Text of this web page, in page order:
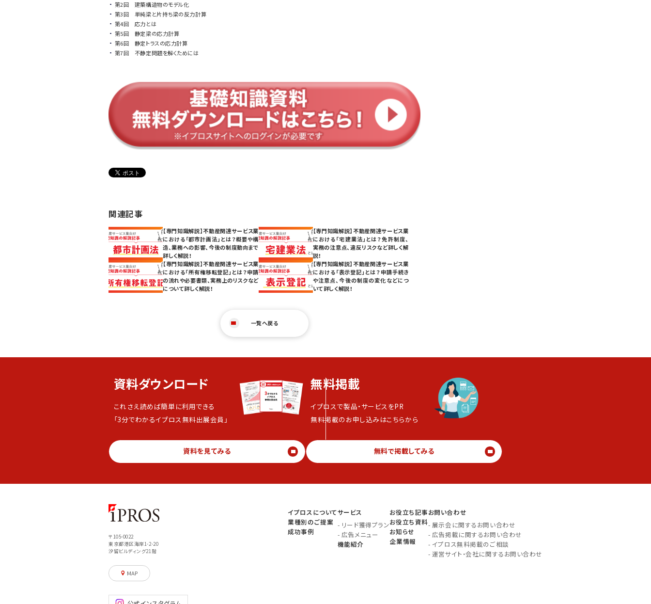
第2回 建築構造物のモデル化
第3回 単純梁と片持ち梁の反力計算
第4回 応力とは
第5回 静定梁の応力計算
第6回 静定トラスの応力計算
第7回 不静定問題を解くためには
関連記事
【専門知識解説】不動産関連サービス業
における「都市計画法」とは？概要や構
造、業務への影響、今後の制度動向まで
詳しく解説！
【専門知識解説】不動産関連サービス業
における「宅建業法」とは？免許制度、
実務の注意点、違反リスクなど詳しく解
説！
【専門知識解説】不動産関連サービス業
における「所有権移転登記」とは？申請
の流れや必要書類、実務上のリスクなど
について詳しく解説！
【専門知識解説】不動産関連サービス業
における「表示登記」とは？申請手続き
や注意点、今後の制度の変化などにつ
いて詳しく解説！
一覧へ戻る
資料ダウンロード
これさえ読めば簡単に利用できる
「3分でわかるイプロス無料出展会員」
資料を見てみる
無料掲載
イプロスで製品・サービスをPR
無料掲載のお申し込みはこちらから
無料で掲載してみる
〒105-0022
東京都港区海岸1-2-20
汐留ビルディング21階
MAP
イプロスについて
業種別のご提案
成功事例
サービス
- リード獲得プラン
- 広告メニュー
機能紹介
お役立ち記事
お役立ち資料
お知らせ
企業情報
お問い合わせ
- 展示会に関するお問い合わせ
- 広告掲載に関するお問い合わせ
- イプロス無料掲載のご相談
- 運営サイト・会社に関するお問い合わせ